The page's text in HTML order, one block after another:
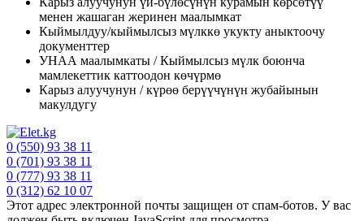
менен жашаган жеринен маалымкат
Кыймылдуу/кыймылсыз мүлккө укукту аныктоочу
документтер
УНАА маалымкаты / Кыймылсыз мүлк боюнча
мамлекеттик каттоодон көчүрмө
Карыз алуучунун / күрөө берүүчүнүн жубайынын
макулдугу
0 (550) 93 38 11
0 (701) 93 38 11
0 (777) 93 38 11
0 (312) 62 10 07
Этот адрес электронной почты защищен от спам-ботов. У вас